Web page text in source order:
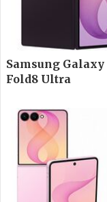
Samsung Galaxy
Fold8 Ultra